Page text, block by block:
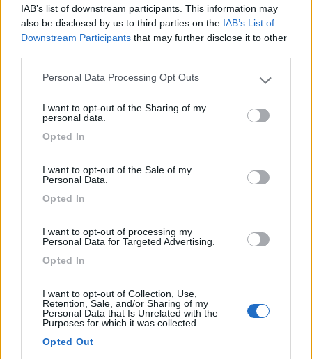
IAB’s list of downstream participants. This information may
also be disclosed by us to third parties on the IAB’s List of
Downstream Participants that may further disclose it to other
Please note that this website/app uses one or more Google
not limited to your visit or usage behaviour. You may click to
grant or deny consent to Google and its third-party tags to
use your data for below specified purposes in below Google
Personal Data Processing Opt Outs
I want to opt-out of the Sharing of my
personal data.
Opted In
I want to opt-out of the Sale of my
Personal Data.
Opted In
I want to opt-out of processing my
Personal Data for Targeted Advertising.
Opted In
I want to opt-out of Collection, Use,
Retention, Sale, and/or Sharing of my
Personal Data that Is Unrelated with the
Purposes for which it was collected.
Opted Out
Area di sosta (PS)
Parcheggio Cascate Alferello
Servizi / Posizione
LocalitÃ Mazzi